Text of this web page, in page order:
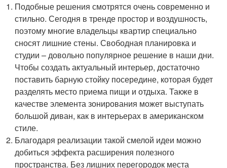
Подобные решения смотрятся очень современно и
стильно. Сегодня в тренде простор и воздушность,
поэтому многие владельцы квартир специально
сносят лишние стены. Свободная планировка и
студии – довольно популярное решение в наши дни.
Чтобы создать актуальный интерьер, достаточно
поставить барную стойку посередине, которая будет
разделять место приема пищи и отдыха. Также в
качестве элемента зонирования может выступать
большой диван, как в интерьерах в американском
стиле.
Благодаря реализации такой смелой идеи можно
добиться эффекта расширения полезного
пространства. Без лишних перегородок места